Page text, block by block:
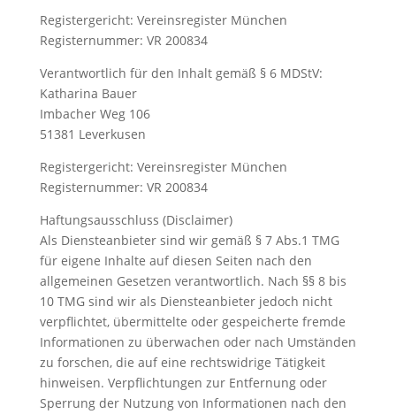
Registergericht: Vereinsregister München
Registernummer: VR 200834
Verantwortlich für den Inhalt gemäß § 6 MDStV:
Katharina Bauer
Imbacher Weg 106
51381 Leverkusen
Registergericht: Vereinsregister München
Registernummer: VR 200834
Haftungsausschluss (Disclaimer)
Als Diensteanbieter sind wir gemäß § 7 Abs.1 TMG
für eigene Inhalte auf diesen Seiten nach den
allgemeinen Gesetzen verantwortlich. Nach §§ 8 bis
10 TMG sind wir als Diensteanbieter jedoch nicht
verpflichtet, übermittelte oder gespeicherte fremde
Informationen zu überwachen oder nach Umständen
zu forschen, die auf eine rechtswidrige Tätigkeit
hinweisen. Verpflichtungen zur Entfernung oder
Sperrung der Nutzung von Informationen nach den